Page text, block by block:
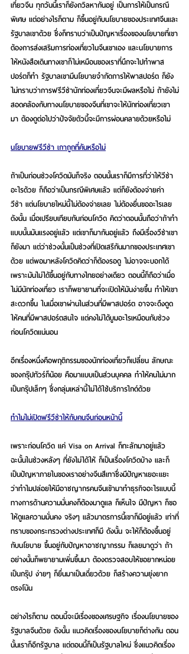
เที่ยวจีน ทุกวันนี้เราก็ยังถวิลหากันอยู่ เป็นการให้เป็นกรณี
พิเศษ แต่อย่างไรก็ตาม ก็ขึ้นอยู่กับนโยบายของประเทศจีนและ
รัฐบาลเขาด้วย ซึ่งก็ทราบว่าเป็นปัญหาเรื่องของนโยบายที่เขา
ต้องการส่งเสริมการท่องเที่ยวในจีนเขาเอง และนโยบายการ
ให้หนังสือเดินทางเขาก็ไม่เหมือนของเราที่นึกจะไปทำพาส
ปอร์ตก็ทำ รัฐบาลเขามีนโยบายจำกัดการให้พาสปอร์ต ก็ยัง
ไม่ทราบว่าการฟรีวีซ่านักท่องเที่ยวจีนจะมีผลหรือไม่ ถ้ายังไม่
สอดคล้องกับทางนโยบายของจีนที่เขาจะให้นักท่องเที่ยวเขา
มา ต้องดูต่อไปว่าปัจจัยตัวนี้จะมีการผ่อนคลายด้วยหรือไม่
นโยบายฟรีวีซ่า เกาถูกที่คันหรือไม่
ถ้าเป็นก่อนช่วงโควิดมันก็จริง ตอนนั้นเราก็มีการที่ว่าให้วีซ่า
อะไรด้วย ก็ถือว่าเป็นกรณีพิเศษแล้ว แต่ก็ยังต้องจ่ายค่า
วีซ่า แต่นโยบายใหม่นี้ไม่ต้องจ่ายเลย ไม่ต้องยื่นขออะไรเลย
ดังนั้น เมื่อเปรียบเทียบกันก่อนโควิด คิดว่าตอนนั้นถือว่าถ้าทำ
แบบนั้นมันแรงอยู่แล้ว แต่เขาก็มากันอยู่แล้ว ถึงมีเรื่องวีซ่าเขา
ก็ยังมา แต่ว่าช่วงนั้นเป็นช่วงที่เปิดเสรีกันมากของประเทศเขา
ด้วย แต่พอมาหลังโควิดคิดว่าก็ต้องรอดู ไม่อาจจะบอกได้
เพราะมันไม่ได้ขึ้นอยู่กับทางไทยอย่างเดียว ตอนนี้ก็ถือว่าเมื่อ
ไม่มีนักท่องเที่ยว เราก็พยายามที่จะเปิดให้มันง่ายขึ้น ทำให้เขา
สะดวกขึ้น ในเมื่อเขาผ่านในส่วนที่มีพาสปอร์ต อาจจะดึงดูด
ให้คนที่มีพาสปอร์ตสนใจ แต่คงไม่ได้บูมอะไรเหมือนกับช่วง
ก่อนโควิดแน่นอน
อีกเรื่องหนึ่งคือพฤติกรรมของนักท่องเที่ยวก็เปลี่ยน ลักษณะ
ของกรุ๊ปทัวร์ก็น้อย คือมาแบบเป็นส่วนบุคคล ทำให้คนไม่มาก
เป็นกรุ๊ปเล็กๆ ซึ่งกลุ่มเหล่านี้ไม่ได้ใช้บริการไกด์ด้วย
ทำไมไม่เปิดฟรีวีซ่าให้กับคนจีนก่อนหน้านี้
เพราะก่อนโควิด แค่ Visa on Arrival ก็ทะลักมาอยู่แล้ว
ฉะนั้นในช่วงหลังๆ ที่ยังไม่ได้ให้ ก็เป็นเรื่องโควิดบ้าง และก็
เป็นปัญหาภายในของเราอย่างจีนสีเทาซึ่งมีปัญหาเยอะแยะ
ว่าทำไมปล่อยให้มีอาชญากรคนจีนเข้ามาทำธุรกิจอะไรแบบนี้
ทางการด้านความมั่นคงก็ต้องมาดูแล ก็เห็นใจ มีปัญหา ก็ขอ
ให้ดูแลความมั่นคง จริงๆ แล้วมาตรการนี้เขาก็มีอยู่แล้ว เท่าที่
ทราบของกระทรวงต่างประเทศก็มี ดังนั้น จะให้ก็ต้องขึ้นอยู่
กับนโยบาย ขึ้นอยู่กับปัญหาอาชญากรรม ก็เลยมาดูว่า ถ้า
อย่างนั้นก็พยายามเพิ่มขึ้นมา ต้องตรวจสอบให้ขอยากหน่อย
เป็นกรุ๊ป ง่ายๆ ก็ยื่นมาเป็นเดี่ยวด้วย ก็สร้างความยุ่งยาก
ตรงโน้น
อย่างไรก็ตาม ตอนนี้จะมีเรื่องของเศรษฐกิจ เรื่องนโยบายของ
รัฐบาลจีนด้วย ดังนั้น แนวคิดเรื่องของนโยบายก็ต่างกัน ตอน
นั้นเราก็อีกรัฐบาล แต่ตอนนี้ก็เป็นรัฐบาลใหม่ ซึ่งแนวคิดเรื่อง